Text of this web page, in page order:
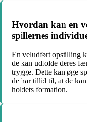
Hvordan kan en
spillernes
En veludført opstilling
de kan udfolde deres
trygge. Dette kan øge
de har tillid til, at de
holdets formation.